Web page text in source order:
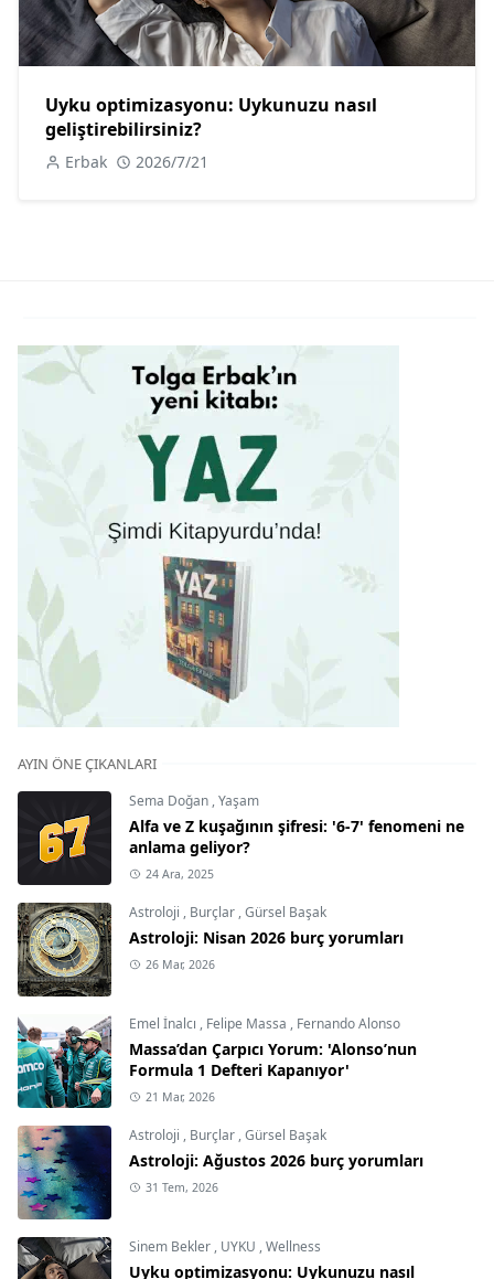
Uyku optimizasyonu: Uykunuzu nasıl
geliştirebilirsiniz?
Erbak 2026/7/21
AYIN ÖNE ÇIKANLARI
Sema Doğan ,Yaşam
Alfa ve Z kuşağının şifresi: '6-7' fenomeni ne
anlama geliyor?
24 Ara, 2025
Astroloji , Burçlar ,Gürsel Başak
Astroloji: Nisan 2026 burç yorumları
26 Mar, 2026
Emel İnalcı , Felipe Massa , Fernando Alonso
Massa’dan Çarpıcı Yorum: 'Alonso’nun
Formula 1 Defteri Kapanıyor'
21 Mar, 2026
Astroloji , Burçlar ,Gürsel Başak
Astroloji: Ağustos 2026 burç yorumları
31 Tem, 2026
Sinem Bekler , UYKU ,Wellness
Uyku optimizasyonu: Uykunuzu nasıl